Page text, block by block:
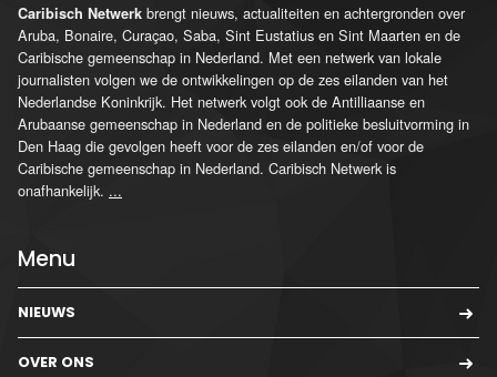
Caribisch Netwerk brengt nieuws, actualiteiten en achtergronden over
Aruba, Bonaire, Curaçao, Saba, Sint Eustatius en Sint Maarten en de
Caribische gemeenschap in Nederland. Met een netwerk van lokale
journalisten volgen we de ontwikkelingen op de zes eilanden van het
Nederlandse Koninkrijk. Het netwerk volgt ook de Antilliaanse en
Arubaanse gemeenschap in Nederland en de politieke besluitvorming in
Den Haag die gevolgen heeft voor de zes eilanden en/of voor de
Caribische gemeenschap in Nederland. Caribisch Netwerk is
onafhankelijk. ...
Menu
NIEUWS
OVER ONS